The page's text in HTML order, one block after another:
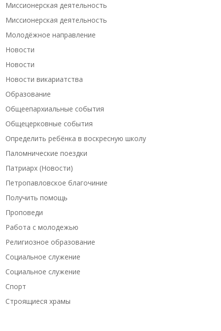
Миссионерская деятельность
Миссионерская деятельность
Молодёжное направление
Новости
Новости
Новости викариатства
Образование
Общеепархиальные события
Общецерковные события
Определить ребёнка в воскресную школу
Паломнические поездки
Патриарх (Новости)
Петропавловское благочиние
Получить помощь
Проповеди
Работа с молодежью
Религиозное образование
Социальное служение
Социальное служение
Спорт
Строящиеся храмы